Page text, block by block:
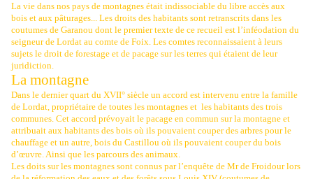
La vie dans nos pays de montagnes était indissociable du libre accès aux
bois et aux pâturages... Les droits des habitants sont retranscrits dans les
coutumes de Garanou dont le premier texte de ce recueil est l’inféodation du
seigneur de Lordat au comte de Foix. Les comtes reconnaissaient à leurs
sujets le droit de forestage et de pacage sur les terres qui étaient de leur
juridiction.
La montagne
Dans le dernier quart du XVII° siècle un accord est intervenu entre la famille
de Lordat, propriétaire de toutes les montagnes et les habitants des trois
communes. Cet accord prévoyait le pacage en commun sur la montagne et
attribuait aux habitants des bois où ils pouvaient couper des arbres pour le
chauffage et un autre, bois du Castillou où ils pouvaient couper du bois
d’œuvre. Ainsi que les parcours des animaux.
Les doits sur les montagnes sont connus par l’enquête de Mr de Froidour lors